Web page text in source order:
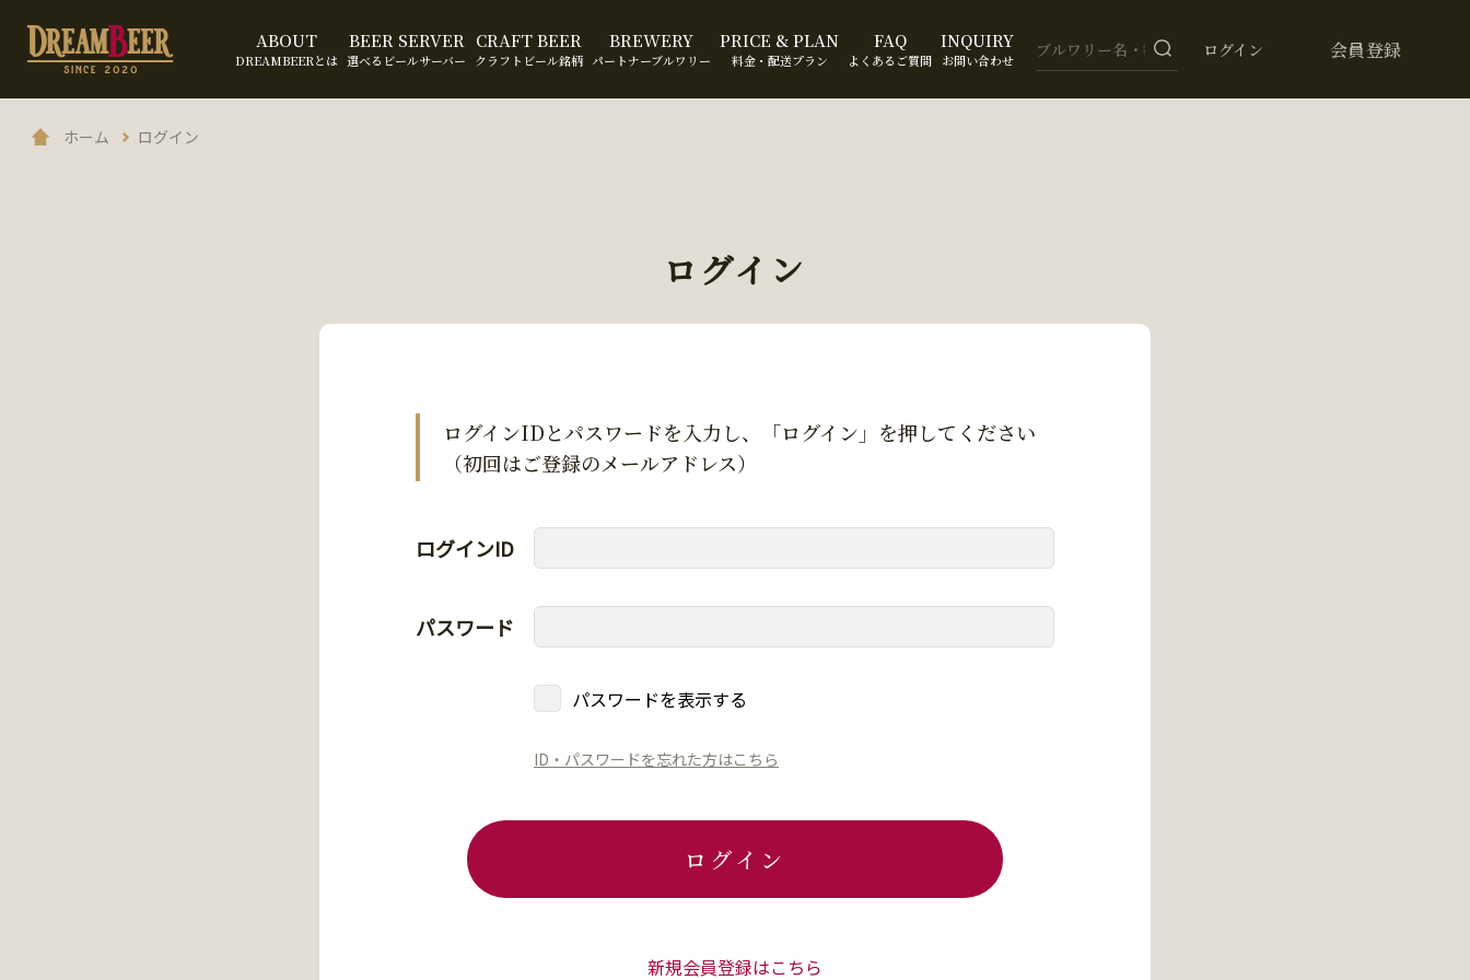
ABOUT
DREAMBEERとは
BEER SERVER
選べるビールサーバー
CRAFT BEER
クラフトビール銘柄
BREWERY
パートナーブルワリー
PRICE & PLAN
料金・配送プラン
FAQ
よくあるご質問
INQUIRY
お問い合わせ ログイン 会員登録
ホーム ログイン
ログイン
ログインIDとパスワードを入力し、「ログイン」を押してください
（初回はご登録のメールアドレス）
ログインID
パスワード
パスワードを表示する
ID・パスワードを忘れた方はこちら
ログイン
新規会員登録はこちら